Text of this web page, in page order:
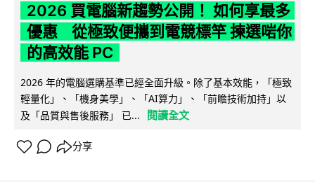
2026 買電腦新趨勢公開！ 如何享最多
優惠 從極致便攜到電競標竿 揀選啱你
的高效能 PC
2026 年的電腦選購基準已經全面升級。除了基本效能，「極致
輕量化」、「機身美學」、「AI算力」、「前瞻技術加持」以
及「品質與售後服務」 已...
閱讀全文
分享